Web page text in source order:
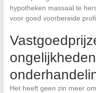
hypotheken massaal te
voor goed voorbereide
Het heeft geen zin meer